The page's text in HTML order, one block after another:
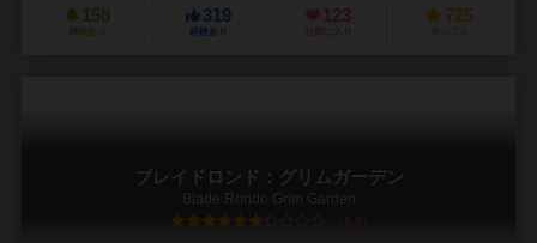
158
興味あり
319
経験あり
123
お気に入り
725
持ってる
ブレイドロンド：グリムガーデン
Blade Rondo Grim Garden
6.8